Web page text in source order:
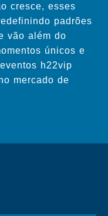
cresce, esses
padrões
vão além do
únicos e
h22vip
mercado de